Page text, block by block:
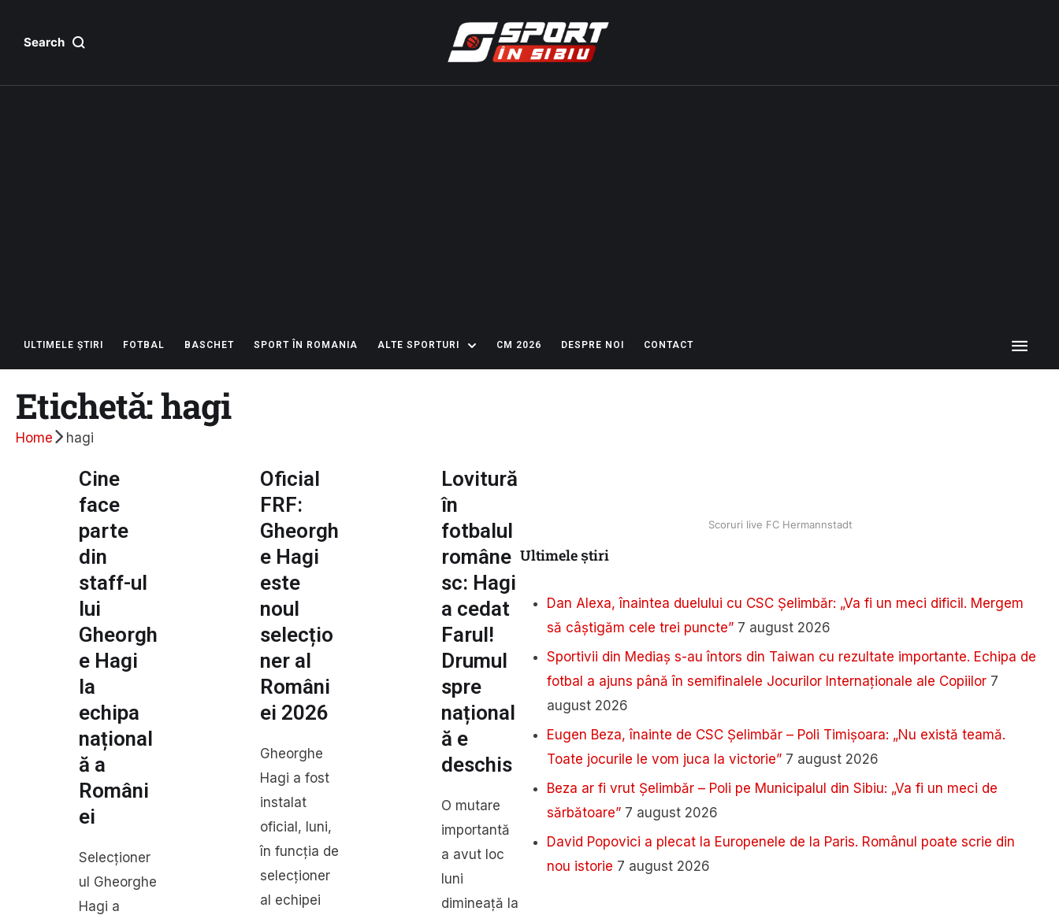
Search
ULTIMELE ȘTIRI FOTBAL BASCHET SPORT ÎN ROMANIA ALTE SPORTURI CM 2026 DESPRE NOI CONTACT
Etichetă:hagi
Home hagi
Cine
face
parte
din
staff-ul
lui
Gheorgh
e Hagi
la
echipa
național
ă a
Români
ei
Selecționer
ul Gheorghe
Hagi a
Oficial
FRF:
Gheorgh
e Hagi
este
noul
selecțio
ner al
Români
ei 2026
Gheorghe
Hagi a fost
instalat
oficial, luni,
în funcția de
selecționer
al echipei
Lovitură
în
fotbalul
române
sc: Hagi
a cedat
Farul!
Drumul
spre
național
ă e
deschis
O mutare
importantă
a avut loc
luni
dimineață la
Scoruri live FC Hermannstadt
Ultimele știri
Dan Alexa, înaintea duelului cu CSC Șelimbăr: „Va fi un meci dificil. Mergem
să câștigăm cele trei puncte” 7 august 2026
Sportivii din Mediaș s-au întors din Taiwan cu rezultate importante. Echipa de
fotbal a ajuns până în semifinalele Jocurilor Internaționale ale Copiilor 7
august 2026
Eugen Beza, înainte de CSC Șelimbăr – Poli Timișoara: „Nu există teamă.
Toate jocurile le vom juca la victorie” 7 august 2026
Beza ar fi vrut Șelimbăr – Poli pe Municipalul din Sibiu: „Va fi un meci de
sărbătoare” 7 august 2026
David Popovici a plecat la Europenele de la Paris. Românul poate scrie din
nou istorie 7 august 2026